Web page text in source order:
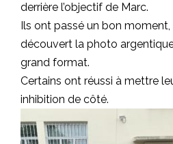
derrière l’objectif de Marc.
Ils ont passé un bon
découvert la photo
grand format.
Certains ont réussi à mettre
inhibition de côté.